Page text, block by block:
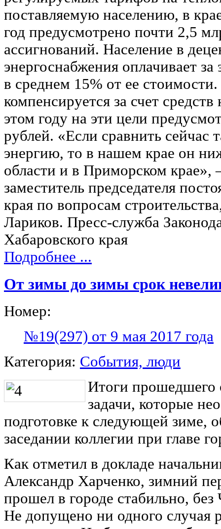
поставляемую населению, в
год предусмотрено почти 2,5
ассигнований. Население в
энергоснабжения оплачивает
в среднем 15% от ее стоимости.
компенсируется за счет
этом году на эти цели
рублей. «Если сравнить сейчас
энергию, то в нашем крае он
области и в Приморском крае»,
заместитель председателя
края по вопросам
Лариков. Пресс-служба
Хабаровского края
Подробнее ...
От зимы до зимы срок
Номер:
№19(297) от 9 мая 2017 года
Категория: События, люди
Итоги прошедшего
задачи, которые
подготовке к следующей зиме,
заседании коллегии при главе
Как отметил в докладе
Александр Харченко, зимний
прошел в городе стабильно,
Не допущено ни одного случая